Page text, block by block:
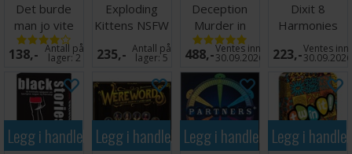
Det burde
man jo vite
Kortspill
138,- Antall på
lager:2
Exploding
Kittens NSFW
Edition -
Engelsk
235,- Antall på
lager:5
Deception
Murder in
Hong Kong
Brettspill
488,-Ventes inn
30.09.2026
Dixit 8
Harmonies
Expansion
223,-Ventes inn
30.09.2026
Legg i handlekurvenLegg i handlekurvenLegg i handlekurven
Legg i